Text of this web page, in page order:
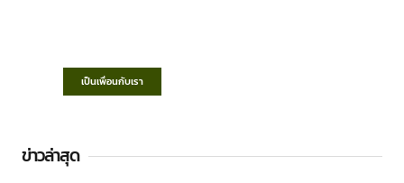
เป็นเพื่อนกับเรา
ข่าวล่าสุด